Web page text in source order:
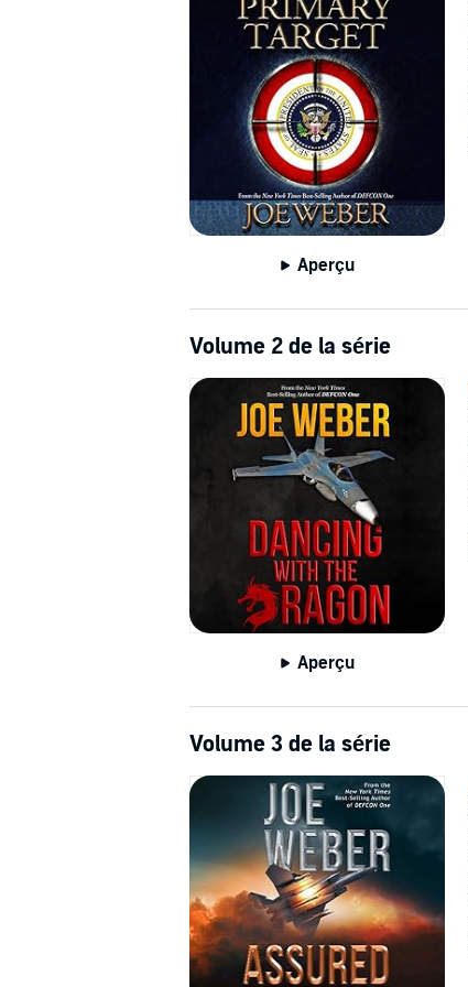
“Weber colors his novel with numerous
knowledge of weapons, military aircraft
“Some writers get better with age:
©1999 Joe Weber (P)2018 Brilliance
Aperçu
Volume 2 de la série
Aperçu
Volume 3 de la série